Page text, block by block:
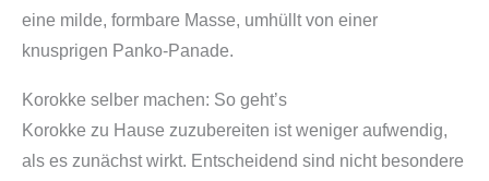
eine milde, formbare Masse, umhüllt von einer
knusprigen Panko-Panade.
Korokke selber machen: So geht’s
Korokke zu Hause zuzubereiten ist weniger aufwendig,
als es zunächst wirkt. Entscheidend sind nicht besondere